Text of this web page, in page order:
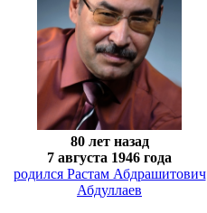
80 лет назад
7 августа 1946 года
родился Растам Абдрашитович
Абдуллаев